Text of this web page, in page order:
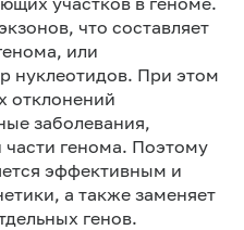
что составляет
или
нуклеотидов. При этом
отклонений
заболевания,
генома. Поэтому
эффективным и
а также заменяет
генов.